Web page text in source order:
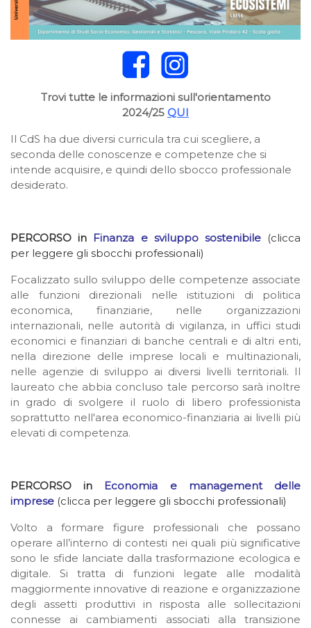
Trovi tutte le informazioni sull'orientamento
2024/25 QUI
Il CdS ha due diversi curricula tra cui scegliere, a
seconda delle conoscenze e competenze che si
intende acquisire, e quindi dello sbocco professionale
desiderato.
PERCORSO in Finanza e sviluppo sostenibile (clicca
per leggere gli sbocchi professionali)
Focalizzato sullo sviluppo delle competenze associate
alle funzioni direzionali nelle istituzioni di politica
economica, finanziarie, nelle organizzazioni
internazionali, nelle autorità di vigilanza, in uffici studi
economici e finanziari di banche centrali e di altri enti,
nella direzione delle imprese locali e multinazionali,
nelle agenzie di sviluppo ai diversi livelli territoriali. Il
laureato che abbia concluso tale percorso sarà inoltre
in grado di svolgere il ruolo di libero professionista
soprattutto nell'area economico-finanziaria ai livelli più
elevati di competenza.
PERCORSO in
Economia e management delle
imprese (clicca per leggere gli sbocchi professionali)
Volto a formare figure professionali che possano
operare all’interno di contesti nei quali più significative
sono le sfide lanciate dalla trasformazione ecologica e
digitale. Si tratta di funzioni legate alle modalità
maggiormente innovative di reazione e organizzazione
degli assetti produttivi in risposta alle sollecitazioni
connesse ai cambiamenti associati alla transizione